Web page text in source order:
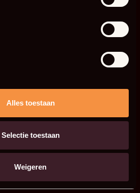
Alles toestaan
Selectie toestaan
Weigeren